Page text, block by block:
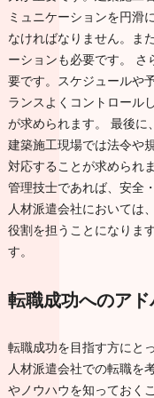
ミュニケーションを円滑
なければなりません。ま
ーションも必要です。 さ
要です。スケジュールや
ランスよくコントロール
が求められます。 最後に
建築施工現場では法令や
対応することが求められ
管理技士であれば、安全
人材派遣会社においては
役割を担うことになりま
す。
転職成功へのアド
転職成功を目指す方にと
人材派遣会社での転職を
やノウハウを知っておく